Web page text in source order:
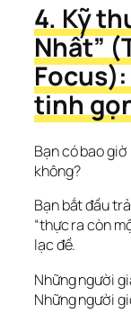
4. Kỹ
Nhất”
tinh
Bạn có bao
không?
Bạn bắt đầu
“thực ra còn
lạc đề.
Những người
Những người